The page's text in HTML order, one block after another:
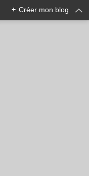
+ Créer mon blog